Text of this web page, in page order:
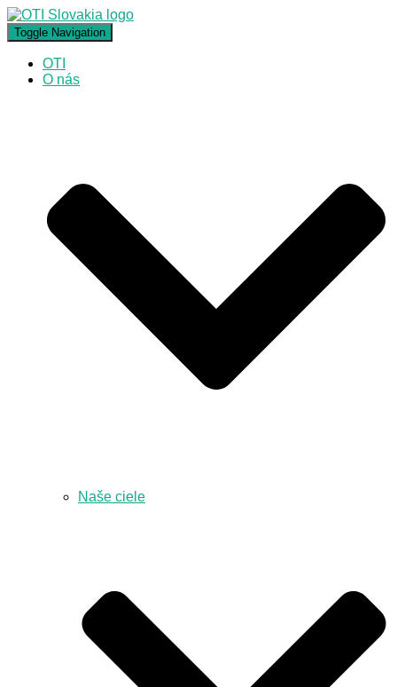
Toggle Navigation
OTI
O nás
Naše ciele